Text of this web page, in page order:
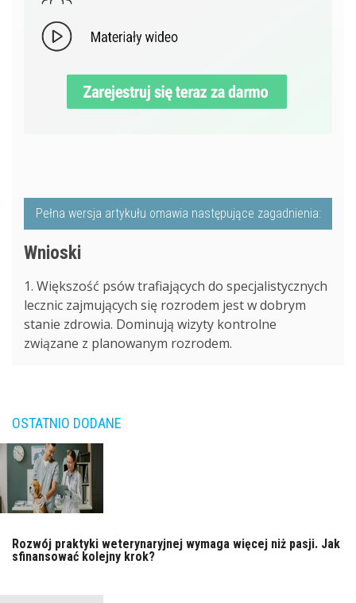
Pełna wersja artykułu omawia następujące zagadnienia:
Wnioski
1. Większość psów trafiających do specjalistycznych
lecznic zajmujących się rozrodem jest w dobrym
stanie zdrowia. Dominują wizyty kontrolne
związane z planowanym rozrodem.
OSTATNIO DODANE
Rozwój praktyki weterynaryjnej wymaga więcej niż pasji. Jak
sfinansować kolejny krok?